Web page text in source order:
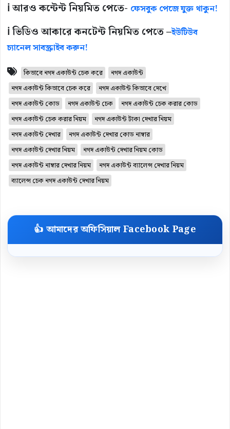
ℹ️ আরও কন্টেন্ট নিয়মিত পেতে- ফেসবুক পেজে যুক্ত থাকুন!
ℹ️ ভিডিও আকারে কনটেন্ট নিয়মিত পেতে –ইউটিউব
চ্যানেল সাবস্ক্রাইব করুন!
কিভাবে নগদ একাউন্ট চেক করে
নগদ একাউন্ট
নগদ একাউন্ট কিভাবে চেক করে
নগদ একাউন্ট কিভাবে দেখে
নগদ একাউন্ট কোড
নগদ একাউন্ট চেক
নগদ একাউন্ট চেক করার কোড
নগদ একাউন্ট চেক করার নিয়ম
নগদ একাউন্ট টাকা দেখার নিয়ম
নগদ একাউন্ট দেখার
নগদ একাউন্ট দেখার কোড নাম্বার
নগদ একাউন্ট দেখার নিয়ম
নগদ একাউন্ট দেখার নিয়ম কোড
নগদ একাউন্ট নাম্বার দেখার নিয়ম
নগদ একাউন্ট ব্যালেন্স দেখার নিয়ম
ব্যালেন্স চেক নগদ একাউন্ট দেখার নিয়ম
👍 আমাদের অফিসিয়াল Facebook Page